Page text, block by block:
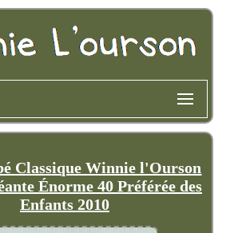
Classique Winnie l'Ourson
Énorme 40 Préférée des
Enfants 2010